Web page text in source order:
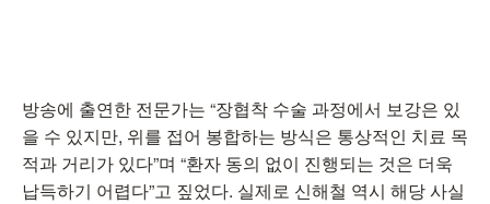
방송에 출연한 전문가는 “장협착 수술 과정에서 보강은 있
을 수 있지만, 위를 접어 봉합하는 방식은 통상적인 치료 목
적과 거리가 있다”며 “환자 동의 없이 진행되는 것은 더욱
납득하기 어렵다”고 짚었다. 실제로 신해철 역시 해당 사실